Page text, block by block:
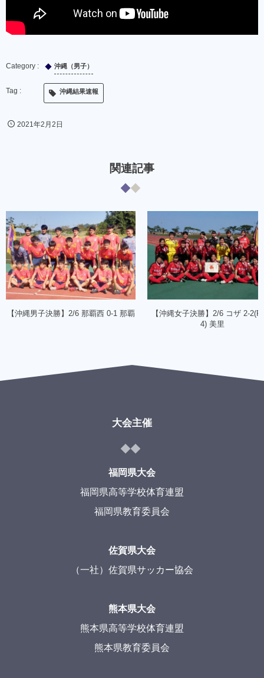
沖縄（男子）
沖縄結果速報
2021年2月2日
関連記事
【沖縄男子決勝】2/6 那覇西 0-1 那覇
【沖縄女子決勝】2/6 コザ 2-
4) 美里
大会主催
福岡県大会
福岡県高等学校体育連盟
福岡県教育委員会
佐賀県大会
（一社）佐賀県サッカー協会
熊本県大会
熊本県高等学校体育連盟
熊本県教育委員会